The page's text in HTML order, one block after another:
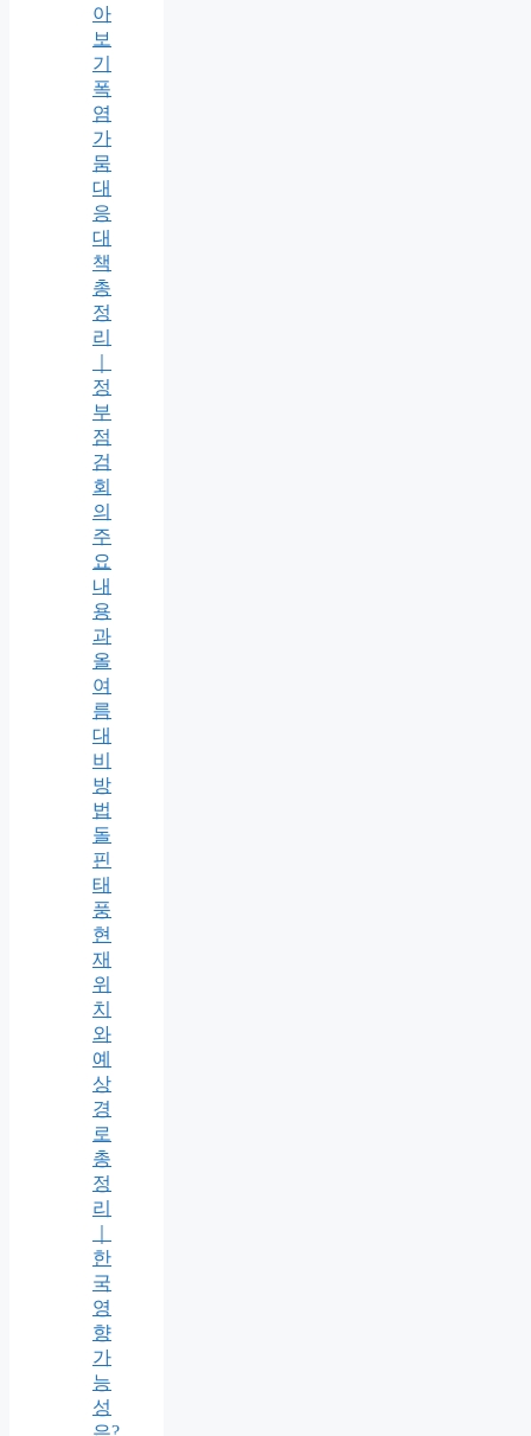
아
보
기
폭
염
가
뭄
대
응
대
책
총
정
리
정
부
점
검
회
의
주
요
내
용
과
올
여
름
대
비
방
법
돌
핀
태
풍
현
재
위
치
와
예
상
경
로
총
정
리
한
국
영
향
가
능
성
은?